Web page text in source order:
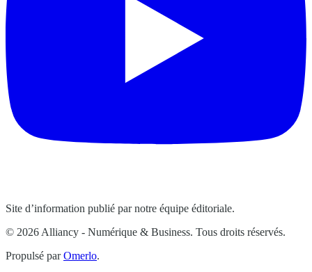
Site d’information publié par notre équipe éditoriale.
© 2026 Alliancy - Numérique & Business. Tous droits réservés.
Propulsé parOmerlo.